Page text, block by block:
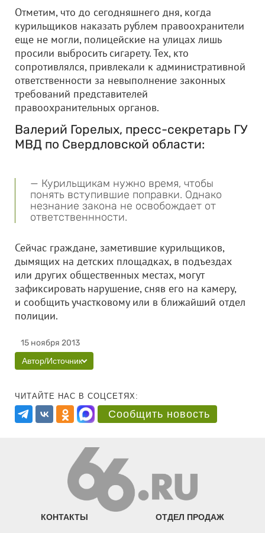
Отметим, что до сегодняшнего дня, когда
курильщиков наказать рублем правоохранители
еще не могли, полицейские на улицах лишь
просили выбросить сигарету. Тех, кто
сопротивлялся, привлекали к административной
ответственности за невыполнение законных
требований представителей
правоохранительных органов.
Валерий Горелых, пресс-секретарь ГУ
МВД по Свердловской области:
— Курильщикам нужно время, чтобы
понять вступившие поправки. Однако
незнание закона не освобождает от
ответственнности.
Сейчас граждане, заметившие курильщиков,
дымящих на детских площадках, в подъездах
или других общественных местах, могут
зафиксировать нарушение, сняв его на камеру,
и сообщить участковому или в ближайший отдел
полиции.
15 ноября 2013
Автор/Источник
ЧИТАЙТЕ НАС В СОЦСЕТЯХ:
Сообщить новость
КОНТАКТЫ ОТДЕЛ ПРОДАЖ